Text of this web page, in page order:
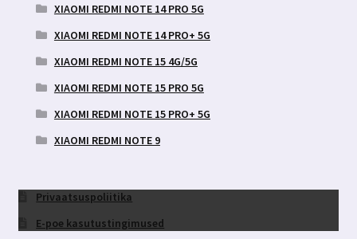
XIAOMI REDMI NOTE 14 PRO 5G
XIAOMI REDMI NOTE 14 PRO+ 5G
XIAOMI REDMI NOTE 15 4G/5G
XIAOMI REDMI NOTE 15 PRO 5G
XIAOMI REDMI NOTE 15 PRO+ 5G
XIAOMI REDMI NOTE 9
Privaatsuspoliitika
E-poe kasutustingimused